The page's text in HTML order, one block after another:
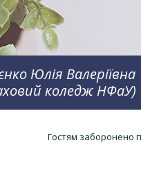
Юлія Валеріївна
коледж НФаУ)
Гостям заборонено